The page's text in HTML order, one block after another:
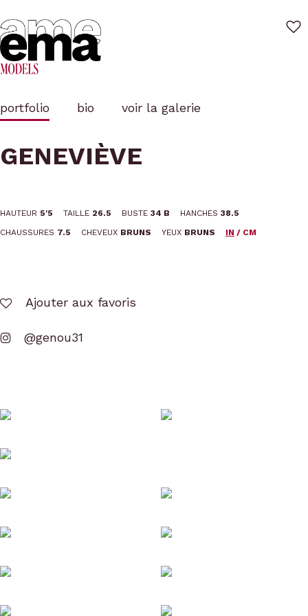
to
main
content
portfolio bio voir la galerie
GENEVIÈVE
HAUTEUR 5'5 TAILLE 26.5 BUSTE 34 B HANCHES 38.5
CHAUSSURES 7.5 CHEVEUX BRUNS YEUX BRUNS IN / CM
Ajouter aux favoris
@genou31